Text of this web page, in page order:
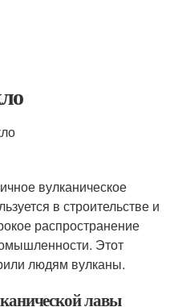
вулканическое
в строительстве и
распространение
Этот
людям вулканы.
лавы